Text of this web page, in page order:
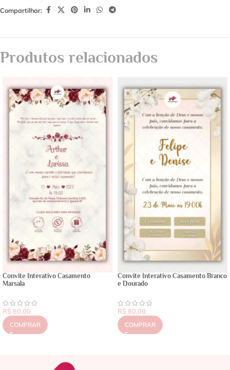
Compartilhar:
Produtos relacionados
Convite Interativo Casamento
Marsala
R$ 80,00
COMPRAR
Convite Interativo Casamento Branco
e Dourado
R$ 80,00
COMPRAR